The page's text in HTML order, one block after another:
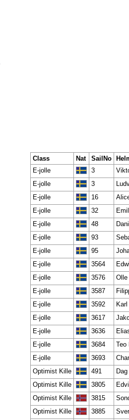
Class Nat SailNo
E-jolle
3
E-jolle
3
E-jolle
16
E-jolle
32
E-jolle
48
E-jolle
93
E-jolle
95
E-jolle
3564
E-jolle
3576 Olle
E-jolle
3587
E-jolle
3592
E-jolle
3617
E-jolle
3636
E-jolle
3684 Teo
E-jolle
3693
Optimist Kille
491
Optimist Kille
3805
Optimist Kille
3815
Optimist Kille
3885